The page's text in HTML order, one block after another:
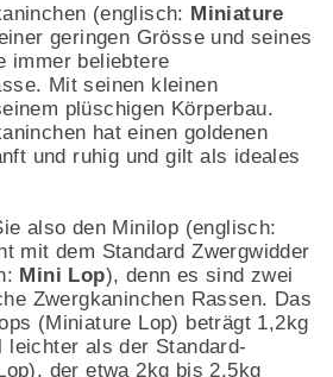
(englisch: Miniature
geringen Grösse und seines
immer beliebtere
Mit seinen kleinen
plüschigen Körperbau.
hat einen goldenen
und ruhig und gilt als ideales
also den Minilop (englisch:
mit dem Standard Zwergwidder
Mini Lop), denn es sind zwei
Zwergkaninchen Rassen. Das
(Miniature Lop) beträgt 1,2kg
als der Standard-
der etwa 2kg bis 2,5kg